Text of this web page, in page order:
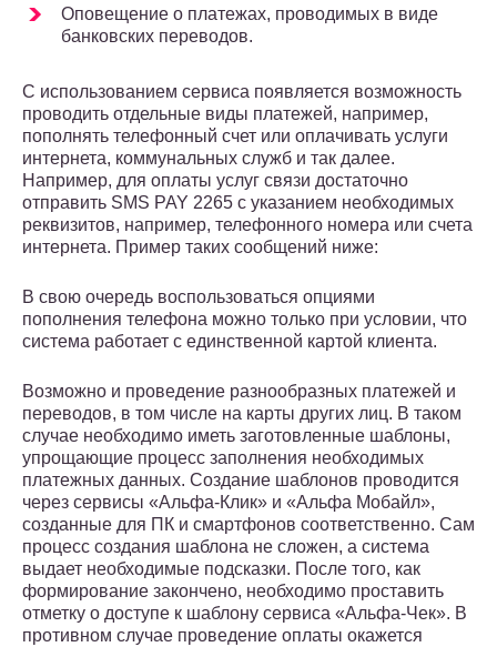
Оповещение о платежах, проводимых в виде
банковских переводов.
С использованием сервиса появляется возможность
проводить отдельные виды платежей, например,
пополнять телефонный счет или оплачивать услуги
интернета, коммунальных служб и так далее.
Например, для оплаты услуг связи достаточно
отправить SMS PAY 2265 с указанием необходимых
реквизитов, например, телефонного номера или счета
интернета. Пример таких сообщений ниже:
В свою очередь воспользоваться опциями
пополнения телефона можно только при условии, что
система работает с единственной картой клиента.
Возможно и проведение разнообразных платежей и
переводов, в том числе на карты других лиц. В таком
случае необходимо иметь заготовленные шаблоны,
упрощающие процесс заполнения необходимых
платежных данных. Создание шаблонов проводится
через сервисы «Альфа-Клик» и «Альфа Мобайл»,
созданные для ПК и смартфонов соответственно. Сам
процесс создания шаблона не сложен, а система
выдает необходимые подсказки. После того, как
формирование закончено, необходимо проставить
отметку о доступе к шаблону сервиса «Альфа-Чек». В
противном случае проведение оплаты окажется